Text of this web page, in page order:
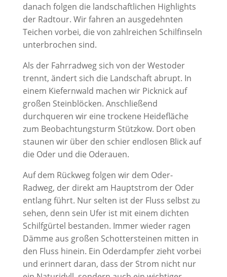
danach folgen die landschaftlichen Highlights
der Radtour. Wir fahren an ausgedehnten
Teichen vorbei, die von zahlreichen Schilfinseln
unterbrochen sind.
Als der Fahrradweg sich von der Westoder
trennt, ändert sich die Landschaft abrupt. In
einem Kiefernwald machen wir Picknick auf
großen Steinblöcken. Anschließend
durchqueren wir eine trockene Heidefläche
zum Beobachtungsturm Stützkow. Dort oben
staunen wir über den schier endlosen Blick auf
die Oder und die Oderauen.
Auf dem Rückweg folgen wir dem Oder-
Radweg, der direkt am Hauptstrom der Oder
entlang führt. Nur selten ist der Fluss selbst zu
sehen, denn sein Ufer ist mit einem dichten
Schilfgürtel bestanden. Immer wieder ragen
Dämme aus großen Schottersteinen mitten in
den Fluss hinein. Ein Oderdampfer zieht vorbei
und erinnert daran, dass der Strom nicht nur